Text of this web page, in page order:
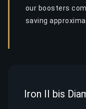
our boosters
saving
Iron II bis